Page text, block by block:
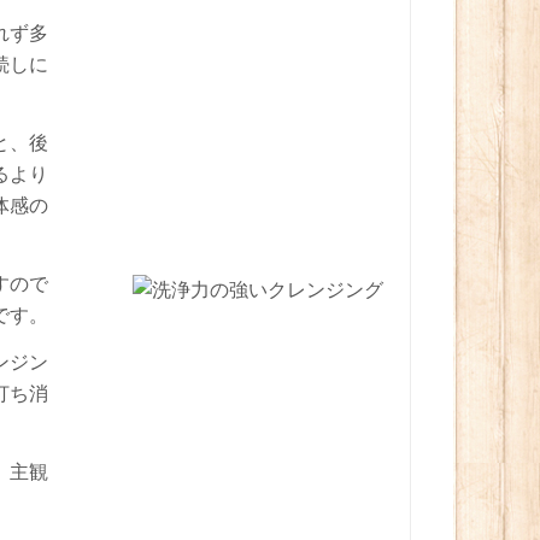
ず多
しに
、後
より
感の
ので
。
ジン
ち消
主観